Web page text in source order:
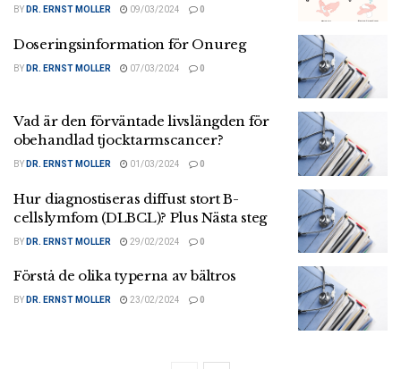
BY DR. ERNST MOLLER 09/03/2024 0
Doseringsinformation för Onureg
BY DR. ERNST MOLLER 07/03/2024 0
Vad är den förväntade livslängden för
obehandlad tjocktarmscancer?
BY DR. ERNST MOLLER 01/03/2024 0
Hur diagnostiseras diffust stort B-
cellslymfom (DLBCL)? Plus Nästa steg
BY DR. ERNST MOLLER 29/02/2024 0
Förstå de olika typerna av bältros
BY DR. ERNST MOLLER 23/02/2024 0